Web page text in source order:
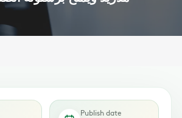
Publish date